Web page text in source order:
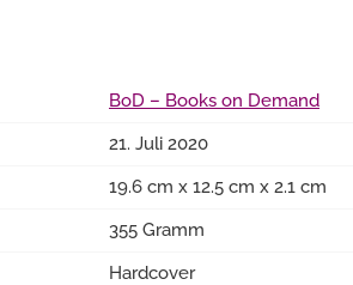
BoD – Books on Demand
21. Juli 2020
19.6 cm x 12.5 cm x 2.1 cm
355 Gramm
Hardcover